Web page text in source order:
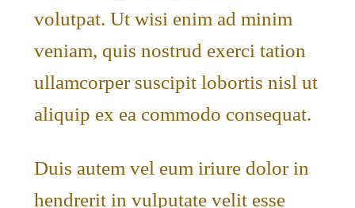
volutpat. Ut wisi enim ad minim
veniam, quis nostrud exerci tation
ullamcorper suscipit lobortis nisl ut
aliquip ex ea commodo consequat.
Duis autem vel eum iriure dolor in
hendrerit in vulputate velit esse